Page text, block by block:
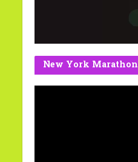
New York Marathon